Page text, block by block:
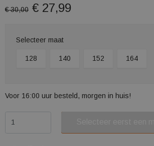
€ 30,00 € 27,99
Selecteer maat
128 140 152 164
Voor 16:00 uur besteld, morgen in huis!